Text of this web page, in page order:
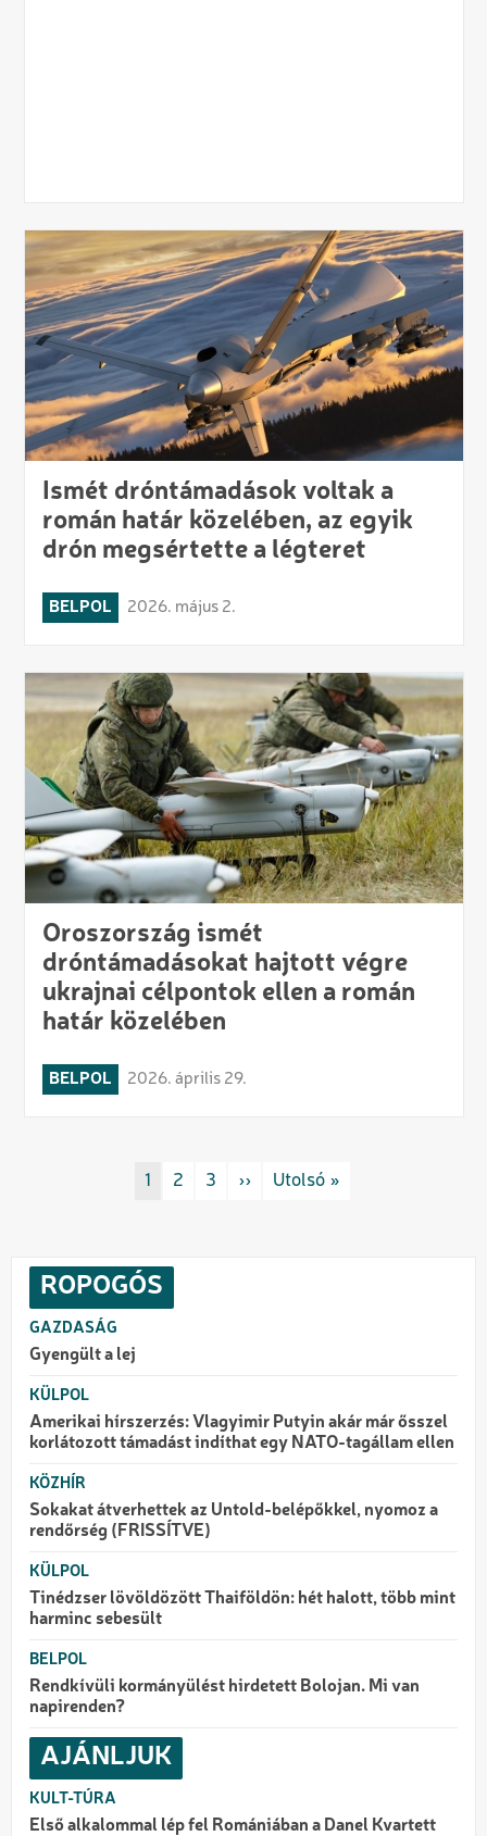
Ismét dróntámadások voltak a
román határ közelében, az egyik
drón megsértette a légteret
BELPOL 2026. május 2.
Oroszország ismét
dróntámadásokat hajtott végre
ukrajnai célpontok ellen a román
határ közelében
BELPOL 2026. április 29.
OldalszámozásRovat/cimke
1 Rovat/cimke
2 Rovat/cimke
3 Következő oldal
›› Utolsó oldal
Utolsó »
ROPOGÓS
GAZDASÁG
Gyengült a lej
KÜLPOL
Amerikai hírszerzés: Vlagyimir Putyin akár már ősszel
korlátozott támadást indíthat egy NATO-tagállam ellen
KÖZHÍR
Sokakat átverhettek az Untold-belépőkkel, nyomoz a
rendőrség (FRISSÍTVE)
KÜLPOL
Tinédzser lövöldözött Thaiföldön: hét halott, több mint
harminc sebesült
BELPOL
Rendkívüli kormányülést hirdetett Bolojan. Mi van
napirenden?
AJÁNLJUK
KULT-TÚRA
Első alkalommal lép fel Romániában a Danel Kvartett